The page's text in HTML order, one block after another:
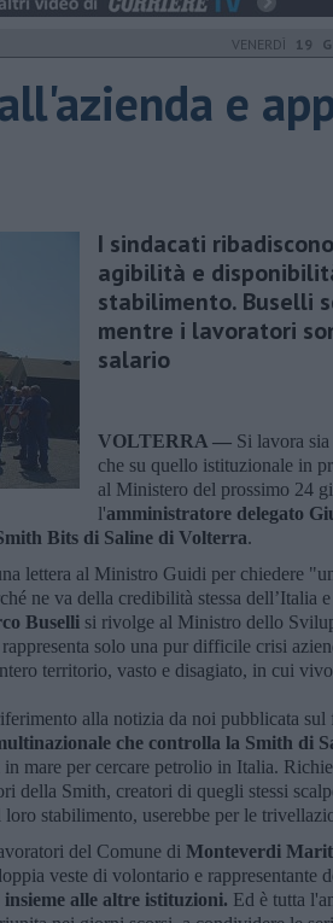
VENERDÌ 19
e
I sindacati
agibilità e
stabilimento. Buselli
mentre i lavoratori
salario
VOLTERRA — Si lavora
che su quello istituzionale in
al Ministero del prossimo 24
l'amministratore delegato
Bits di Saline di Volterra.
lettera al Ministro Guidi per chiedere
ne va della credibilità stessa dell’Italia
Buselli si rivolge al Ministro dello
solo una pur difficile crisi
territorio, vasto e disagiato, in cui
alla notizia da noi pubblicata sul
che controlla la Smith di
mare per cercare petrolio in Italia.
della Smith, creatori di quegli stessi
stabilimento, userebbe per le
del Comune di Monteverdi
veste di volontario e rappresentante
insieme alle altre istituzioni. Ed è tutta